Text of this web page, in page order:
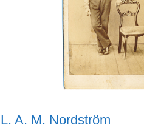
L. A. M. Nordström